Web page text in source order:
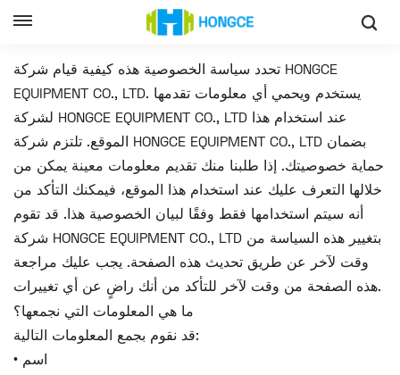
وطن سياسة الخصوصية
تحدد سياسة الخصوصية هذه كيفية قيام شركة HONGCE
EQUIPMENT CO., LTD. يستخدم ويحمي أي معلومات تقدمها
لشركة HONGCE EQUIPMENT CO., LTD عند استخدام هذا
الموقع. تلتزم شركة HONGCE EQUIPMENT CO., LTD بضمان
حماية خصوصيتك. إذا طلبنا منك تقديم معلومات معينة يمكن من
خلالها التعرف عليك عند استخدام هذا الموقع، فيمكنك التأكد من
أنه سيتم استخدامها فقط وفقًا لبيان الخصوصية هذا. قد تقوم
شركة HONGCE EQUIPMENT CO., LTD بتغيير هذه السياسة من
وقت لآخر عن طريق تحديث هذه الصفحة. يجب عليك مراجعة
هذه الصفحة من وقت لآخر للتأكد من أنك راضٍ عن أي تغييرات.
ما هي المعلومات التي نجمعها؟
قد نقوم بجمع المعلومات التالية:
• اسم